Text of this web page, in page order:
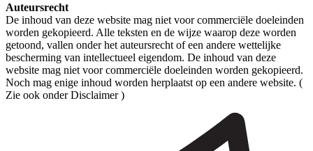
Auteursrecht
De inhoud van deze website mag niet voor commerciële doeleinden
worden gekopieerd. Alle teksten en de wijze waarop deze worden
getoond, vallen onder het auteursrecht of een andere wettelijke
bescherming van intellectueel eigendom. De inhoud van deze
website mag niet voor commerciële doeleinden worden gekopieerd.
Noch mag enige inhoud worden herplaatst op een andere website. (
Zie ook onder Disclaimer )